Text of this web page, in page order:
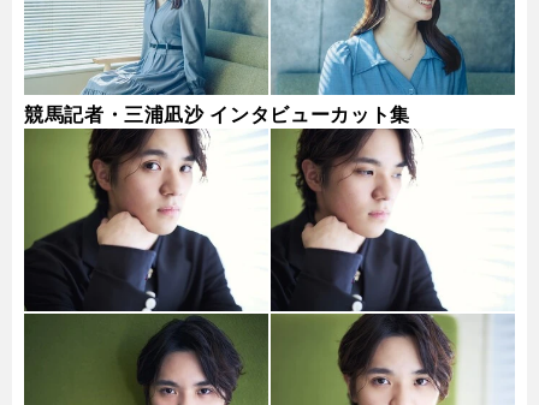
競馬記者・三浦凪沙 インタビューカット集